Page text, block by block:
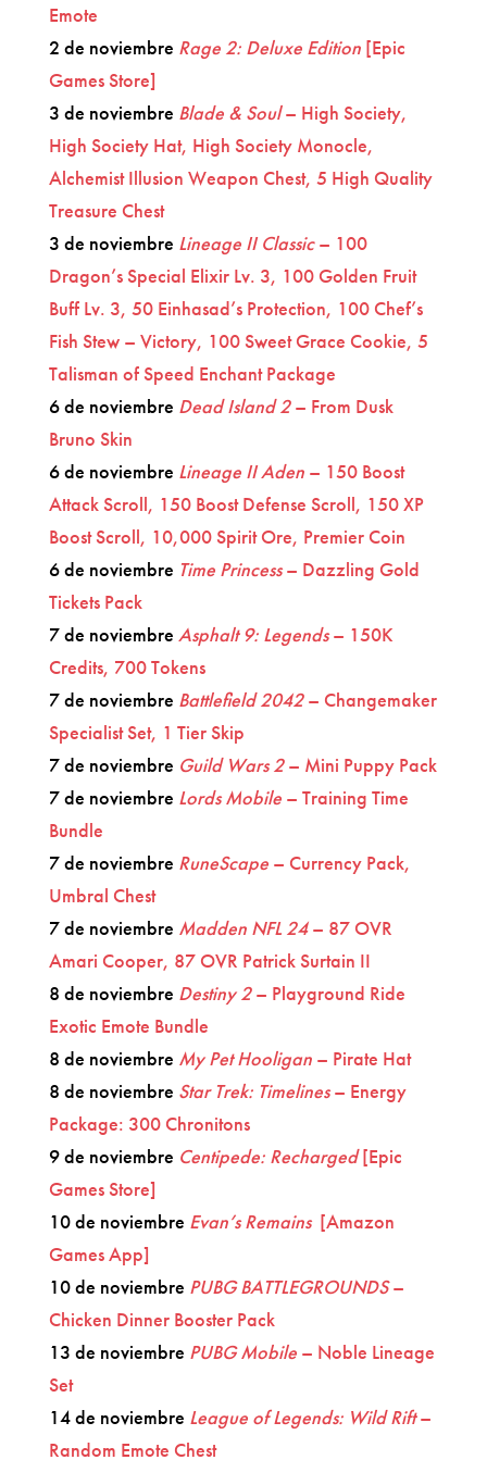
Emote
2 de noviembre Rage 2: Deluxe Edition [Epic
Games Store]
3 de noviembre Blade & Soul– High Society,
High Society Hat, High Society Monocle,
Alchemist Illusion Weapon Chest, 5 High Quality
Treasure Chest
3 de noviembre Lineage II Classic– 100
Dragon’s Special Elixir Lv. 3, 100 Golden Fruit
Buff Lv. 3, 50 Einhasad’s Protection, 100 Chef’s
Fish Stew – Victory, 100 Sweet Grace Cookie, 5
Talisman of Speed Enchant Package
6 de noviembre Dead Island 2– From Dusk
Bruno Skin
6 de noviembre Lineage II Aden– 150 Boost
Attack Scroll, 150 Boost Defense Scroll, 150 XP
Boost Scroll, 10,000 Spirit Ore, Premier Coin
6 de noviembre Time Princess– Dazzling Gold
Tickets Pack
7 de noviembre Asphalt 9: Legends– 150K
Credits, 700 Tokens
7 de noviembre Battlefield 2042– Changemaker
Specialist Set, 1 Tier Skip
7 de noviembre Guild Wars 2– Mini Puppy Pack
7 de noviembre Lords Mobile– Training Time
Bundle
7 de noviembre RuneScape– Currency Pack,
Umbral Chest
7 de noviembre Madden NFL 24– 87 OVR
Amari Cooper, 87 OVR Patrick Surtain II
8 de noviembre Destiny 2– Playground Ride
Exotic Emote Bundle
8 de noviembre My Pet Hooligan– Pirate Hat
8 de noviembre Star Trek: Timelines– Energy
Package: 300 Chronitons
9 de noviembre Centipede: Recharged[Epic
Games Store]
10 de noviembre Evan’s Remains [Amazon
Games App]
10 de noviembre PUBG BATTLEGROUNDS–
Chicken Dinner Booster Pack
13 de noviembre PUBG Mobile– Noble Lineage
Set
14 de noviembre League of Legends: Wild Rift–
Random Emote Chest